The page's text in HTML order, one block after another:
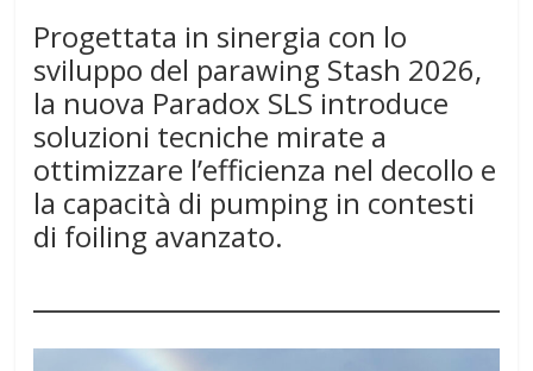
Progettata in sinergia con lo
sviluppo del parawing Stash 2026,
la nuova Paradox SLS introduce
soluzioni tecniche mirate a
ottimizzare l’efficienza nel decollo e
la capacità di pumping in contesti
di foiling avanzato.